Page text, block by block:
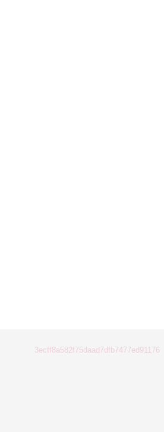
3ecff8a582f75daad7dfb7477ed91176